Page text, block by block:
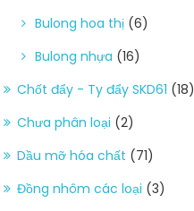
Bulong hoa thị (6)
Bulong nhựa (16)
Chốt đẩy - Ty đẩy SKD61 (18)
Chưa phân loại (2)
Dầu mỡ hóa chất (71)
Đồng nhôm các loại (3)